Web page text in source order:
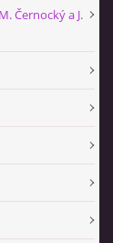
Černocký a J.